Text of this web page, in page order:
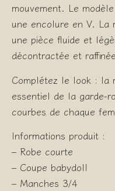
mouvement. Le
une encolure en V. La
une pièce fluide et
décontractée et
Complétez le look : la
essentiel de la garde-
courbes de chaque
Informations produit :
– Robe courte
– Coupe babydoll
– Manches 3/4